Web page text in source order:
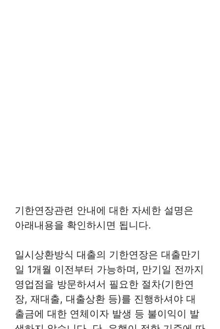
기한연장관련 안내에 대한 자세한 설명은
아래내용을 확인하시면 됩니다.
일시상환방식 대출의 기한연장은 대출만기
일 1개월 이전부터 가능하며, 만기일 전까지
영업점을 방문하셔서 필요한 절차(기한연
장, 재대출, 대출상환 등)를 진행하셔야 대
출금에 대한 연체이자 발생 등 불이익이 발